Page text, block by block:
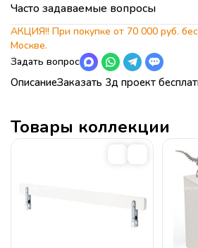
ОписаниеЗаказать 3д проект
Коллекция
Детская
Спальное место
Детская комната "Extreme" вариант №1
Страна
Спальное место
Часто задаваемые вопросы
АКЦИЯ!! При покупке от 70 000 руб.
Москве.
Задать вопрос
Товары коллекции